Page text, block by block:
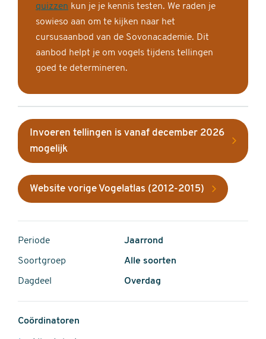
quizzen kun je je kennis testen. We raden je
sowieso aan om te kijken naar het
cursusaanbod van de Sovonacademie. Dit
aanbod helpt je om vogels tijdens tellingen
goed te determineren.
Invoeren tellingen is vanaf december 2026
mogelijk
Website vorige Vogelatlas (2012-2015)
Periode Jaarrond
Soortgroep Alle soorten
Dagdeel Overdag
Coördinatoren